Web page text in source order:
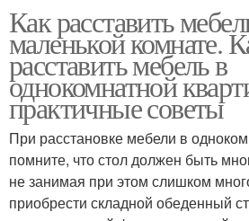
Как расставить
маленькой комнате.
расставить мебель в
однокомнатной
практичные советы
При расстановке мебели в
помните, что стол должен быть
не занимая при этом слишком
приобрести складной обеденный